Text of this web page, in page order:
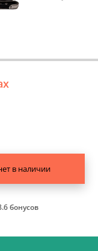
в наличии
бонусов